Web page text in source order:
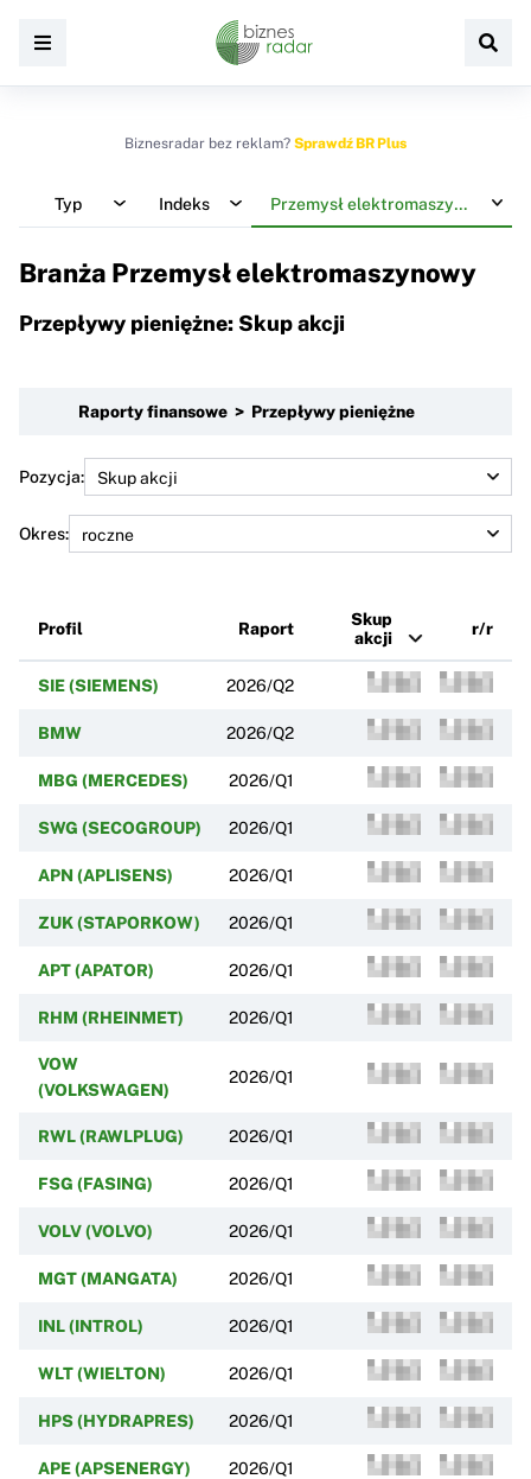
Biznesradar bez reklam? Sprawdź BR Plus
Typ Indeks Przemysł elektromaszynowy
Branża Przemysł elektromaszynowy
Przepływy pieniężne: Skup akcji
Raporty finansowe > Przepływy pieniężne
Pozycja:
Okres:
Profil Raport
Skup
akcji
r/r
SIE (SIEMENS) 2026/Q2
BMW 2026/Q2
MBG (MERCEDES) 2026/Q1
SWG (SECOGROUP) 2026/Q1
APN (APLISENS) 2026/Q1
ZUK (STAPORKOW) 2026/Q1
APT (APATOR) 2026/Q1
RHM (RHEINMET) 2026/Q1
VOW
(VOLKSWAGEN)
2026/Q1
RWL (RAWLPLUG) 2026/Q1
FSG (FASING) 2026/Q1
VOLV (VOLVO) 2026/Q1
MGT (MANGATA) 2026/Q1
INL (INTROL) 2026/Q1
WLT (WIELTON) 2026/Q1
HPS (HYDRAPRES) 2026/Q1
APE (APSENERGY) 2026/Q1